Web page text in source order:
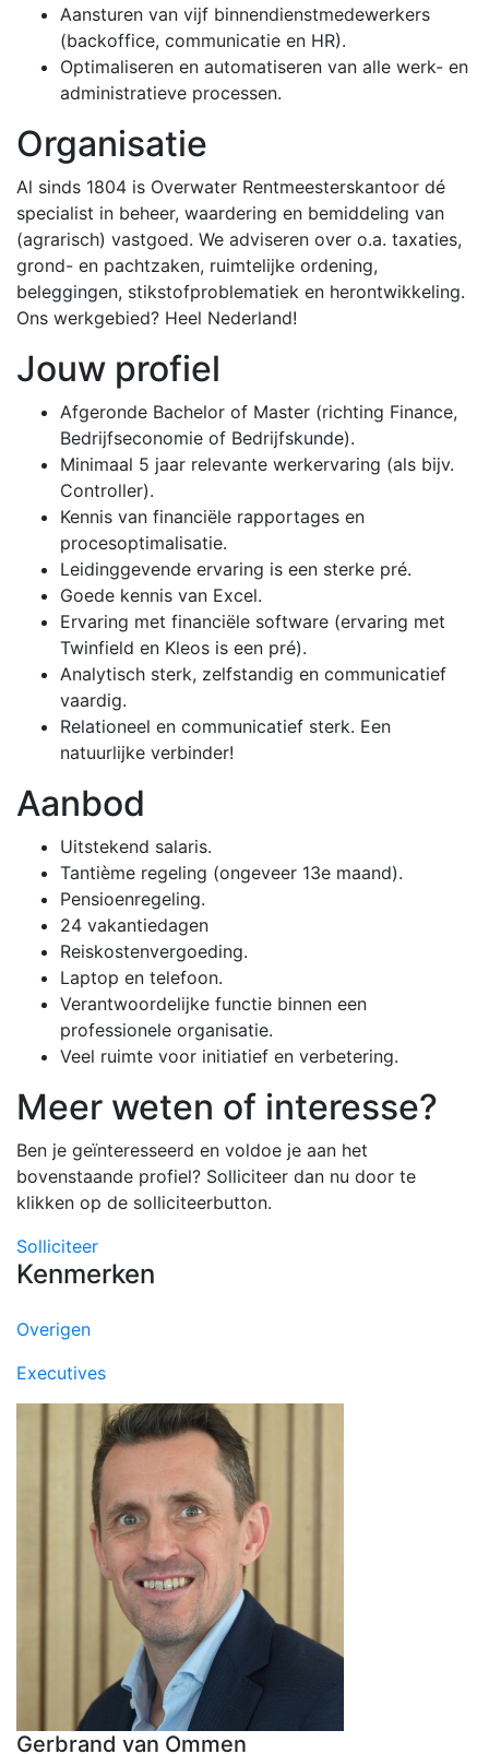
Aansturen van vijf binnendienstmedewerkers
(backoffice, communicatie en HR).
Optimaliseren en automatiseren van alle werk- en
administratieve processen.
Organisatie
Al sinds 1804 is Overwater Rentmeesterskantoor dé
specialist in beheer, waardering en bemiddeling van
(agrarisch) vastgoed. We adviseren over o.a. taxaties,
grond- en pachtzaken, ruimtelijke ordening,
beleggingen, stikstofproblematiek en herontwikkeling.
Ons werkgebied? Heel Nederland!
Jouw profiel
Afgeronde Bachelor of Master (richting Finance,
Bedrijfseconomie of Bedrijfskunde).
Minimaal 5 jaar relevante werkervaring (als bijv.
Controller).
Kennis van financiële rapportages en
procesoptimalisatie.
Leidinggevende ervaring is een sterke pré.
Goede kennis van Excel.
Ervaring met financiële software (ervaring met
Twinfield en Kleos is een pré).
Analytisch sterk, zelfstandig en communicatief
vaardig.
Relationeel en communicatief sterk. Een
natuurlijke verbinder!
Aanbod
Uitstekend salaris.
Tantième regeling (ongeveer 13e maand).
Pensioenregeling.
24 vakantiedagen
Reiskostenvergoeding.
Laptop en telefoon.
Verantwoordelijke functie binnen een
professionele organisatie.
Veel ruimte voor initiatief en verbetering.
Meer weten of interesse?
Ben je geïnteresseerd en voldoe je aan het
bovenstaande profiel? Solliciteer dan nu door te
klikken op de solliciteerbutton.
Solliciteer
Kenmerken
Overigen
Executives
Gerbrand van Ommen